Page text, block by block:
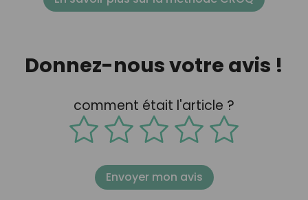
Donnez-nous votre avis !
comment était l'article ?
Envoyer mon avis